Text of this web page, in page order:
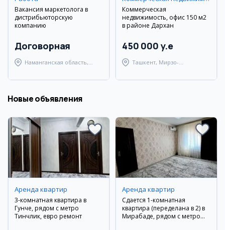
Вакансия маркетолога в
дистрибьюторскую
компанию
Договорная
Наманганская область,
Коммерческая
недвижимость, офис 150 м2
в районе Дархан
450 000 y.e
Ташкент, Мирзо-
Новые объявления
Аренда квартир
3-комнатная квартира в
Гунче, рядом с метро
Тинчлик, евро ремонт
Аренда квартир
Сдается 1-комнатная
квартира (переделана в 2) в
Мирабаде, рядом с метро